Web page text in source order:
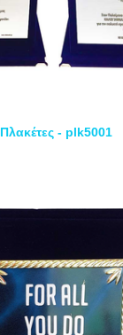
Πλακέτες - plk5001